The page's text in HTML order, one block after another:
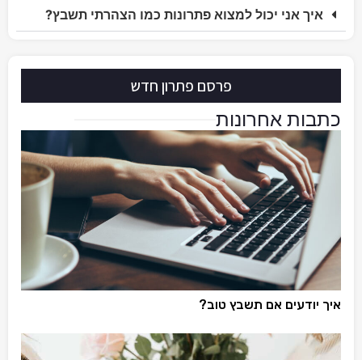
איך אני יכול למצוא פתרונות כמו הצהרתי תשבץ?
פרסם פתרון חדש
כתבות אחרונות
איך יודעים אם תשבץ טוב?